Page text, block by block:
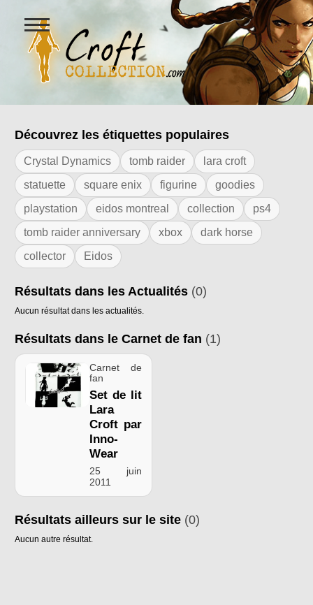
Figurines Lara Croft et
Ouvrir
le
menu
Résultats de l'étiquette "set de lit lara
Découvrez les étiquettes populaires
Crystal Dynamics tomb raider
lara croft
statuette
square enix figurine
goodies
playstation
eidos montreal collection
ps4
tomb raider anniversary
xbox
dark horse
collector
Eidos
Résultats dans les Actualités (0)
Aucun résultat dans les actualités.
Résultats dans le Carnet de fan (1)
Carnet de
fan
Set de lit
Lara
Croft par
Inno-
Wear
25 juin
2011
Résultats ailleurs sur le site (0)
Aucun autre résultat.